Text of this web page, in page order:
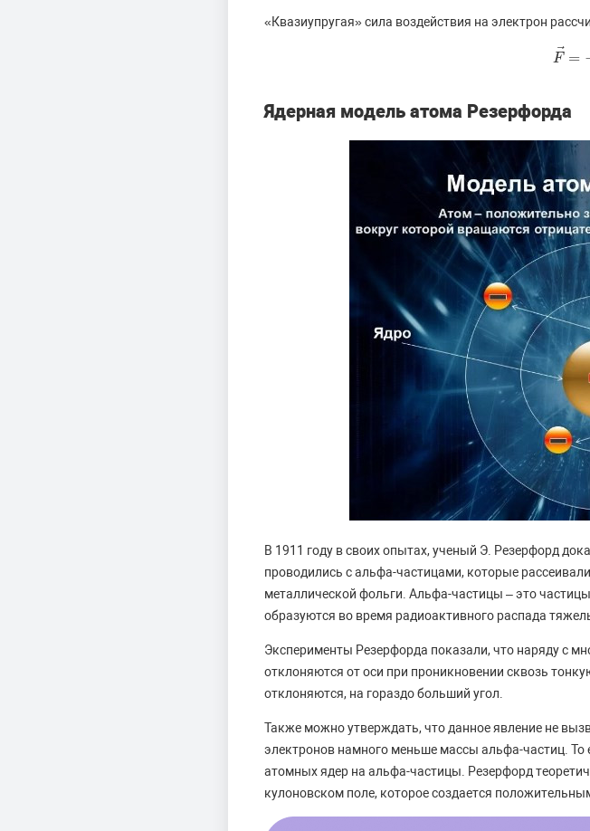
«Квазиупругая» сила воздействия на электрон
F =
F→=−
Ядерная модель атома Резерфорда
В 1911 году в своих опытах, ученый Э. Резерфорд
проводились с альфа-частицами, которые
металлической фольги. Альфа-частицы – это
образуются во время радиоактивного распада
Эксперименты Резерфорда показали, что наряду с
отклоняются от оси при проникновении сквозь
отклоняются, на гораздо больший угол.
Также можно утверждать, что данное явление не
электронов намного меньше массы альфа-частиц. То
атомных ядер на альфа-частицы. Резерфорд
кулоновском поле, которое создается